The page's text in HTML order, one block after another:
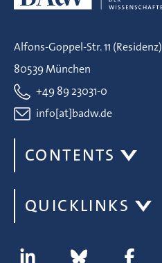
Alfons-Goppel-Str. 11 (Residenz)
80539 München
+49 89 23031-0
info[at]badw.de
CONTENTS
QUICKLINKS